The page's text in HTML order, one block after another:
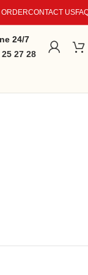
CONTACT US
24/7
27 28